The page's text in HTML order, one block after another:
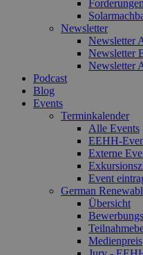
Newsletter
Newsletter
Newsletter
Newsletter
Podcast
Blog
Events
Terminkalender
Alle Events
EEHH-
Externe
Event
German
Übersicht
Medienpreis